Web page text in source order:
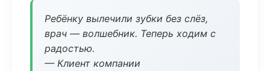
Ребёнку вылечили зубки без слёз,
врач — волшебник. Теперь ходим с
радостью.
— Клиент компании